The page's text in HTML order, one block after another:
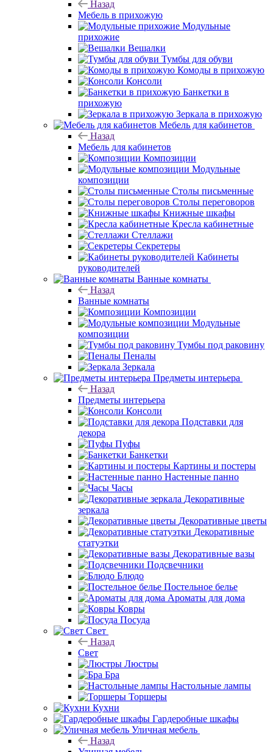
Назад
Мебель в прихожую
Модульные
прихожие
Вешалки
Тумбы для обуви
Комоды в прихожую
Консоли
Банкетки в
прихожую
Зеркала в прихожую
Мебель для кабинетов
Назад
Мебель для кабинетов
Композиции
Модульные
композиции
Столы письменные
Столы переговоров
Книжные шкафы
Кресла кабинетные
Стеллажи
Секретеры
Кабинеты
руководителей
Ванные комнаты
Назад
Ванные комнаты
Композиции
Модульные
композиции
Тумбы под раковину
Пеналы
Зеркала
Предметы интерьера
Назад
Предметы интерьера
Консоли
Подставки для
декора
Пуфы
Банкетки
Картины и постеры
Настенные панно
Часы
Декоративные
зеркала
Декоративные цветы
Декоративные
статуэтки
Декоративные вазы
Подсвечники
Блюдо
Постельное белье
Ароматы для дома
Ковры
Посуда
Свет
Назад
Свет
Люстры
Бра
Настольные лампы
Торшеры
Кухни
Гардеробные шкафы
Уличная мебель
Назад